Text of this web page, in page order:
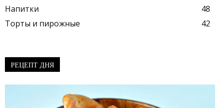
Напитки
48
Торты и пирожные
42
РЕЦЕПТ ДНЯ